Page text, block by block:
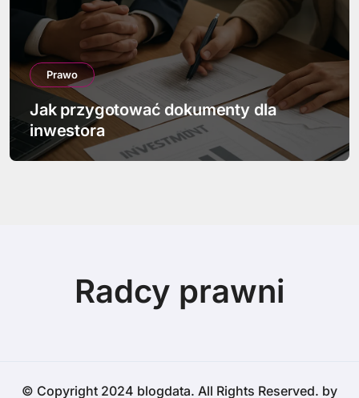
Prawo
Jak przygotować dokumenty dla
inwestora
Radcy prawni
© Copyright 2024 blogdata. All Rights Reserved. by